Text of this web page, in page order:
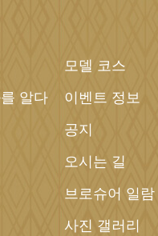
알다
모델 코스
이벤트 정보
공지
오시는 길
브로슈어 일람
사진 갤러리